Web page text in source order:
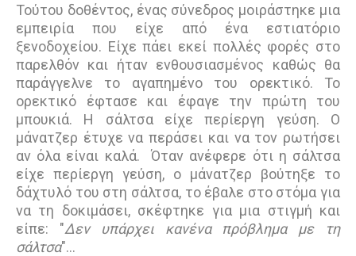
Τούτου δοθέντος, ένας σύνεδρος μοιράστηκε μια
εμπειρία που είχε από ένα εστιατόριο
ξενοδοχείου. Είχε πάει εκεί πολλές φορές στο
παρελθόν και ήταν ενθουσιασμένος καθώς θα
παράγγελνε το αγαπημένο του ορεκτικό. Το
ορεκτικό έφτασε και έφαγε την πρώτη του
μπουκιά. Η σάλτσα είχε περίεργη γεύση. Ο
μάνατζερ έτυχε να περάσει και να τον ρωτήσει
αν όλα είναι καλά. Όταν ανέφερε ότι η σάλτσα
είχε περίεργη γεύση, ο μάνατζερ βούτηξε το
δάχτυλό του στη σάλτσα, το έβαλε στο στόμα για
να τη δοκιμάσει, σκέφτηκε για μια στιγμή και
είπε: "Δεν υπάρχει κανένα πρόβλημα με τη
σάλτσα"…